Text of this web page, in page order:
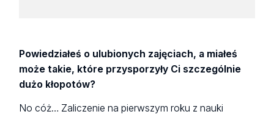
Powiedziałeś o ulubionych zajęciach, a miałeś
może takie, które przysporzyły Ci szczególnie
dużo kłopotów?
No cóż… Zaliczenie na pierwszym roku z nauki